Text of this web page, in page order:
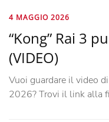
4 MAGGIO 2026
“Kong” Rai 3
(VIDEO)
Vuoi guardare il video
2026? Trovi il link alla